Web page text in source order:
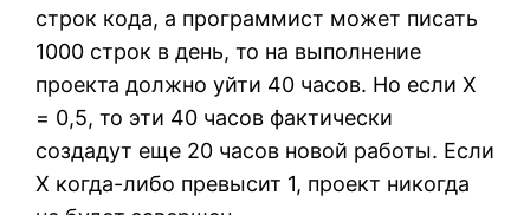
строк кода, а программист может писать
1000 строк в день, то на выполнение
проекта должно уйти 40 часов. Но если X
= 0,5, то эти 40 часов фактически
создадут еще 20 часов новой работы. Если
X когда-либо превысит 1, проект никогда